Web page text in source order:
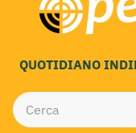
QUOTIDIANO